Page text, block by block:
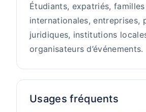
Étudiants, expatriés, familles
internationales, entreprises,
juridiques, institutions
organisateurs d’événements.
Usages fréquents